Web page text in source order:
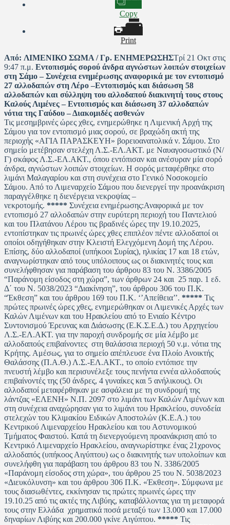
Copy
Print
Από: ΛΙΜΕΝΙΚΟ ΣΩΜΑ / Γρ. ΕΝΗΜΕΡΩΣΗΣΤρί 21 Οκτ στις
9:47 π.μ. Εντοπισμός σορού άνδρα αγνώστων λοιπών στοιχείων
στη Σάμο – Συνέχεια ενημέρωσης αναφορικά με τον εντοπισμό
27 αλλοδαπών στη Λέρο –Εντοπισμός και διάσωση 58
αλλοδαπών και σύλληψη του αλλοδαπού διακινητή τους στους
Καλούς Λιμένες – Εντοπισμός και διάσωση 37 αλλοδαπών
νότια της Γαύδου – Διακομιδές ασθενών
Τις μεσημβρινές ώρες χθες, ενημερώθηκε η Λιμενική Αρχή της
Σάμου για τον εντοπισμό μιας σορού, σε βραχώδη ακτή της
περιοχής «ΑΓΙΑ ΠΑΡΑΣΚΕΥΗ» βορειοανατολικά ν. Σάμου. Στο
σημείο μετέβησαν στελέχη Λ.Σ.-ΕΛ.ΑΚΤ. με Ναυαγοσωστικό (Ν/
Γ) σκάφος Λ.Σ.-ΕΛ.ΑΚΤ., όπου εντόπισαν και ανέσυραν μία σορό
άνδρα, αγνώστων λοιπών στοιχείων. Η σορός μεταφέρθηκε στο
λιμάνι Μαλαγαρίου και στη συνέχεια στο Γενικό Νοσοκομείο
Σάμου. Από το Λιμεναρχείο Σάμου που διενεργεί την προανάκριση
παραγγέλθηκε η διενέργεια νεκροψίας –
νεκροτομής. ***** Συνέχεια ενημέρωσης:Αναφορικά με τον
εντοπισμό 27 αλλοδαπών στην ευρύτερη περιοχή του Παντελιού
και του Πλατάνου Λέρου τις βραδινές ώρες την 19.10.2025,
εντοπίστηκαν τις πρωινές ώρες χθες επιπλέον πέντε αλλοδαποί οι
οποίοι οδηγήθηκαν στην Κλειστή Ελεγχόμενη Δομή της Λέρου.
Επίσης, δύο αλλοδαποί (υπήκοοι Συρίας), ηλικίας 17 και 18 ετών,
αναγνωρίστηκαν από τους υπόλοιπους ως οι διακινητές τους και
συνελήφθησαν για παράβαση του άρθρου 83 του Ν. 3386/2005
“Παράνομη είσοδος στη χώρα”, των άρθρων 24 και 25 παρ. 1 εδ.
Δ΄ του Ν. 5038/2023 “Διακίνηση”, του άρθρου 306 του Π.Κ.
“Έκθεση” και του άρθρου 169 του Π.Κ. ‘’Απείθεια’’. ***** Τις
πρώτες πρωινές ώρες χθες, ενημερώθηκαν οι Λιμενικές Αρχές των
Καλών Λιμένων και του Ηρακλείου από το Ενιαίο Κέντρο
Συντονισμού Έρευνας και Διάσωσης (Ε.Κ.Σ.Ε.Δ.) του Αρχηγείου
Λ.Σ.-ΕΛ.ΑΚΤ. για την παροχή συνδρομής σε μία λέμβο με
αλλοδαπούς επιβαίνοντες στη θαλάσσια περιοχή 50 ν.μ. νότια της
Κρήτης. Αμέσως, για το σημείο απέπλευσε ένα Πλοίο Ανοικτής
Θαλάσσης (Π.Α.Θ.) Λ.Σ.-ΕΛ.ΑΚΤ., το οποίο εντόπισε την
πνευστή λέμβο και περισυνέλεξε τους πενήντα εννέα αλλοδαπούς
επιβαίνοντές της (50 άνδρες, 4 γυναίκες και 5 ανήλικους). Οι
αλλοδαποί μεταφέρθηκαν με ασφάλεια με τη συνδρομή της
λάντζας «ΕΛΕΝΗ» Ν.Π. 2097 στο λιμάνι των Καλών Λιμένων και
στη συνέχεια αναχώρησαν για το λιμάνι του Ηρακλείου, συνοδεία
στελεχών του Κλιμακίου Ειδικών Αποστολών (Κ.Ε.Α.) του
Κεντρικού Λιμεναρχείου Ηρακλείου και του Αστυνομικού
Τμήματος Φαιστού. Κατά τη διενεργούμενη προανάκριση από το
Κεντρικό Λιμεναρχείο Ηρακλείου, αναγνωρίστηκε ένας 21χρονος
αλλοδαπός (υπήκοος Αιγύπτου) ως ο διακινητής των υπολοίπων και
συνελήφθη για παράβαση του άρθρου 83 του Ν. 3386/2005
«Παράνομη είσοδος στη χώρα», του άρθρου 25 του Ν. 5038/2023
«Διευκόλυνση» και του άρθρου 306 Π.Κ. «Έκθεση». Σύμφωνα με
τους διασωθέντες, εκκίνησαν τις πρώτες πρωινές ώρες την
19.10.25 από τις ακτές της Λιβύης, καταβάλλοντας για τη μεταφορά
τους στην Ελλάδα χρηματικά ποσά μεταξύ των 13.000 και 17.000
δηναρίων Λιβύης και 200.000 γκίνε Αιγύπτου. ***** Τις